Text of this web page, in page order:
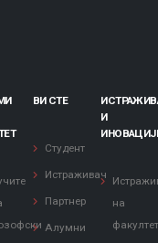
ВИ СТЕ
Студент
Истраживач
Партнер
Алумни
И
на